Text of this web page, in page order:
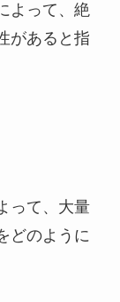
よって、絶
があると指
って、大量
どのように